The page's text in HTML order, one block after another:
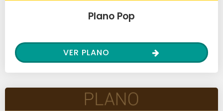
Plano Pop
VER PLANO